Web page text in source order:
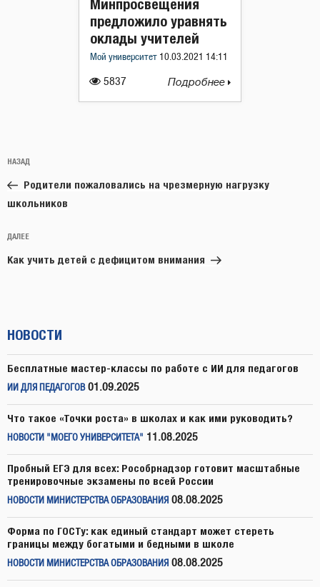
5837
Минпросвещения
предложило уравнять
оклады учителей
Мой университет 10.03.2021 14:11
Подробнее
по
записям
Предыдущая
запись:
НАЗАД
Родители пожаловались на чрезмерную нагрузку
школьников
Следующая
запись
ДАЛЕЕ
Как учить детей с дефицитом внимания
НОВОСТИ
Бесплатные мастер-классы по работе с ИИ для педагогов
ИИ ДЛЯ ПЕДАГОГОВ 01.09.2025
Что такое «Точки роста» в школах и как ими руководить?
НОВОСТИ "МОЕГО УНИВЕРСИТЕТА" 11.08.2025
Пробный ЕГЭ для всех: Рособрнадзор готовит масштабные
тренировочные экзамены по всей России
НОВОСТИ МИНИСТЕРСТВА ОБРАЗОВАНИЯ 08.08.2025
Форма по ГОСТу: как единый стандарт может стереть
границы между богатыми и бедными в школе
НОВОСТИ МИНИСТЕРСТВА ОБРАЗОВАНИЯ 08.08.2025